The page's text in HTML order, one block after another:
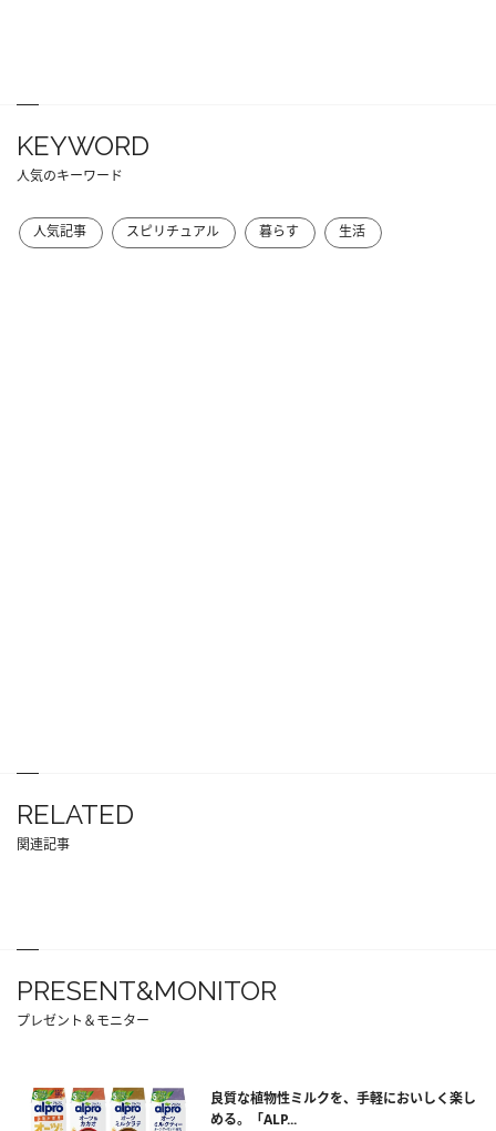
KEYWORD
人気のキーワード
人気記事 スピリチュアル 暮らす 生活
RELATED
関連記事
PRESENT&MONITOR
プレゼント＆モニター
良質な植物性ミルクを、手軽においしく楽し
める。「ALP...